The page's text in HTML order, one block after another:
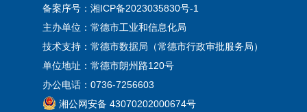
备案序号： 湘ICP备2023035830号-1
主办单位：常德市工业和信息化局
技术支持：常德市数据局（常德市行政审批服务局）
单位地址：常德市朗州路120号
办公电话：0736-7256603
湘公网安备 43070202000674号